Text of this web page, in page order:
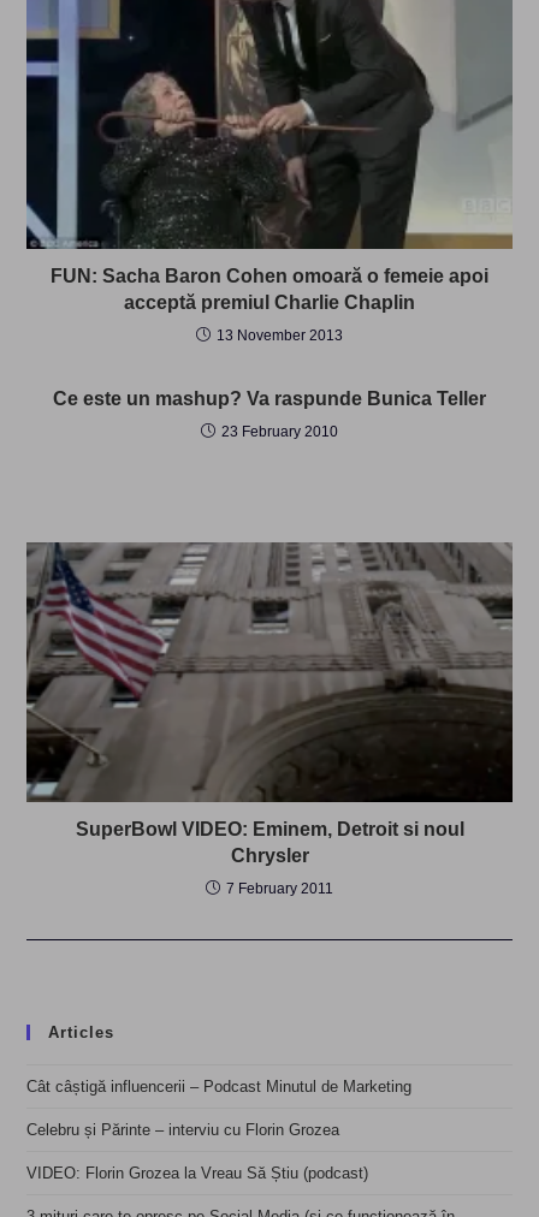
FUN: Sacha Baron Cohen omoară o femeie apoi
acceptă premiul Charlie Chaplin
13 November 2013
Ce este un mashup? Va raspunde Bunica Teller
23 February 2010
SuperBowl VIDEO: Eminem, Detroit si noul
Chrysler
7 February 2011
Articles
Cât câștigă influencerii – Podcast Minutul de Marketing
Celebru și Părinte – interviu cu Florin Grozea
VIDEO: Florin Grozea la Vreau Să Știu (podcast)